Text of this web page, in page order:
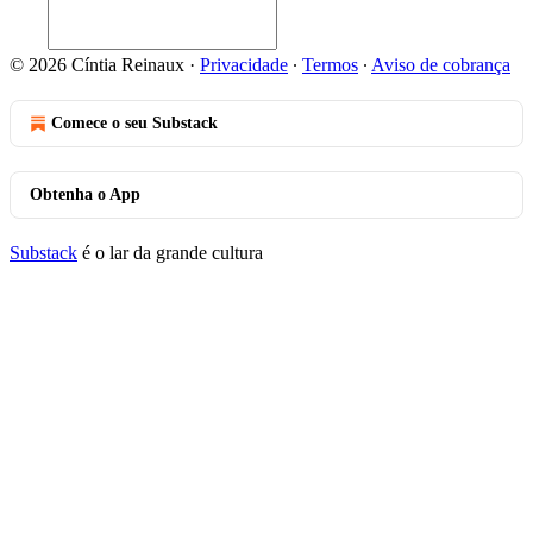
© 2026 Cíntia Reinaux · Privacidade ∙ Termos ∙ Aviso de cobrança
Comece o seu Substack
Obtenha o App
Substack é o lar da grande cultura